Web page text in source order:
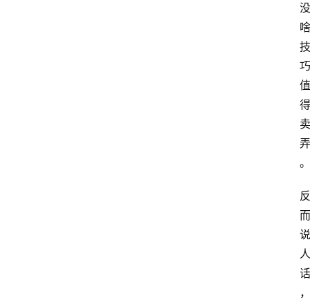
没
啥
技
巧
值
得
卖
弄
。
反
而
说
人
话
，